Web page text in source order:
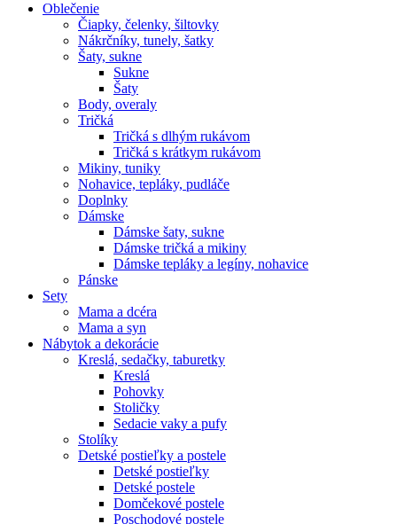
Oblečenie
Čiapky, čelenky, šiltovky
Nákrčníky, tunely, šatky
Šaty, sukne
Sukne
Šaty
Body, overaly
Tričká
Tričká s dlhým rukávom
Tričká s krátkym rukávom
Mikiny, tuniky
Nohavice, tepláky, pudláče
Doplnky
Dámske
Dámske šaty, sukne
Dámske tričká a mikiny
Dámske tepláky a legíny, nohavice
Pánske
Sety
Mama a dcéra
Mama a syn
Nábytok a dekorácie
Kreslá, sedačky, taburetky
Kreslá
Pohovky
Stoličky
Sedacie vaky a pufy
Stolíky
Detské postieľky a postele
Detské postieľky
Detské postele
Domčekové postele
Poschodové postele